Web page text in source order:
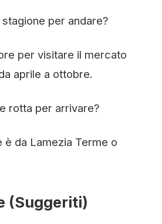
per andare?
per visitare il mercato
aprile a ottobre.
rotta per arrivare?
è da Lamezia Terme o
(Suggeriti)